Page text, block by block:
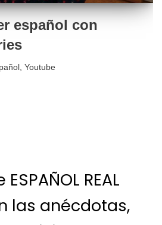
español con
, Youtube
REAL
las anécdotas,